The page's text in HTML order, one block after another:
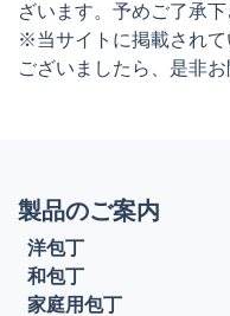
ざいます。予めご了承下
※当サイトに掲載され
ございましたら、是非お
製品のご案内
洋包丁
和包丁
家庭用包丁